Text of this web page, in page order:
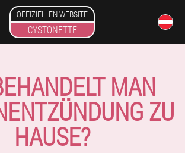
OFFIZIELLEN WEBSITE
CYSTONETTE
MAN
ZU
HAUSE?